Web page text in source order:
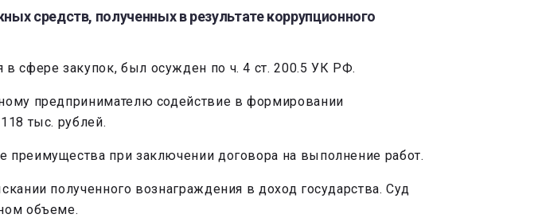
средств, полученных в результате коррупционного
сфере закупок, был осужден по ч. 4 ст. 200.5 УК РФ.
предпринимателю содействие в формировании
тыс. рублей.
при заключении договора на выполнение работ.
полученного вознаграждения в доход государства. Суд
объеме.